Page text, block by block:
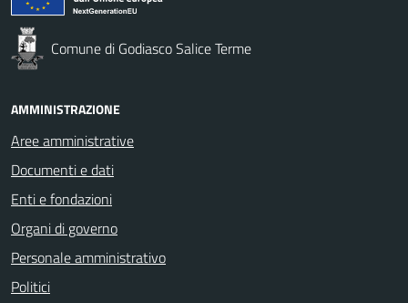
Comune di Godiasco Salice Terme
AMMINISTRAZIONE
Aree amministrative
Documenti e dati
Enti e fondazioni
Organi di governo
Personale amministrativo
Politici